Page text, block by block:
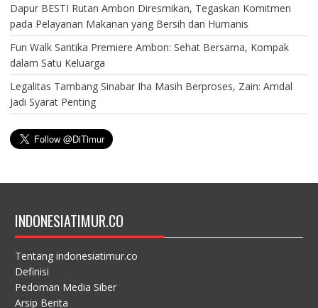
Dapur BESTI Rutan Ambon Diresmikan, Tegaskan Komitmen
pada Pelayanan Makanan yang Bersih dan Humanis
Fun Walk Santika Premiere Ambon: Sehat Bersama, Kompak
dalam Satu Keluarga
Legalitas Tambang Sinabar Iha Masih Berproses, Zain: Amdal
Jadi Syarat Penting
INDONESIATIMUR.CO
Tentang indonesiatimur.co
Definisi
Pedoman Media Siber
Arsip Berita